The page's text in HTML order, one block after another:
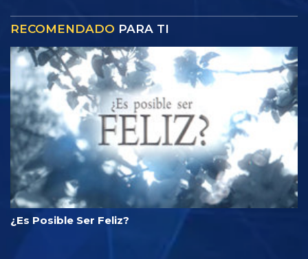
RECOMENDADO PARA TI
¿Es Posible Ser Feliz?